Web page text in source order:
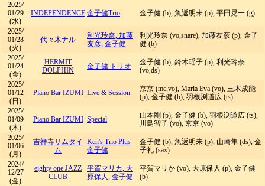
2025/
01/29
(水)
INDEPENDENCE 金子健Trio 金子健 (b), 魚返明未 (p), 平田晃一 (g)
2025/
01/28
(火)
代々木ナル
利光玲奈, 加藤
友彦, 金子健
利光玲奈 (vo,snare), 加藤友彦 (p), 金子
健 (b)
2025/
01/24
(金)
HERMIT
DOLPHIN
金子健 トリオ
金子健 (b), 鈴木瑶子 (p), 利光玲奈
(vo,ds)
2025/
01/12
(日)
Piano Bar IZUMI Live & Session
京京 (mc,vo), Maria Eva (vo), 三木成能
(p), 金子健 (b), 羽根渕道広 (ts)
2025/
01/09
(木)
Piano Bar IZUMI Special
山本剛 (p), 金子健 (b), 羽根渕道広 (ts),
川島智子 (vo), 京京 (vo)
2025/
01/06
(月)
吉祥寺サムタイ
ム
Ken's Trio Plus
金子健
金子健 (b), 魚返明未 (p), 山崎隼 (ds), 金
子礼 (sax)
2024/
12/27
(金)
eighty one JAZZ
CLUB
平賀マリカ, 大
原保人, 金子健
平賀マリか (vo), 大原保人 (p), 金子健
(b)